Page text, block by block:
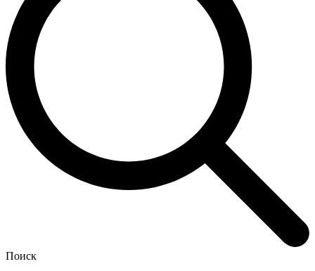
Поиск